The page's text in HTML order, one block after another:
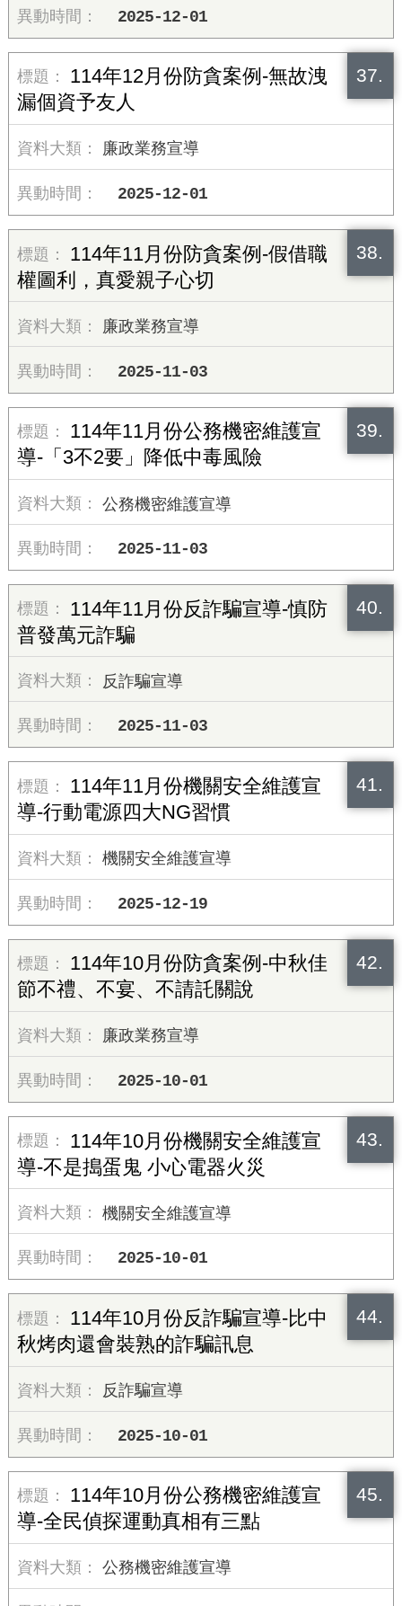
2025-12-01
37.
114年12月份防貪案例-無故洩
漏個資予友人
廉政業務宣導
2025-12-01
38.
114年11月份防貪案例-假借職
權圖利，真愛親子心切
廉政業務宣導
2025-11-03
39.
114年11月份公務機密維護宣
導-「3不2要」降低中毒風險
公務機密維護宣導
2025-11-03
40.
114年11月份反詐騙宣導-慎防
普發萬元詐騙
反詐騙宣導
2025-11-03
41.
114年11月份機關安全維護宣
導-行動電源四大NG習慣
機關安全維護宣導
2025-12-19
42.
114年10月份防貪案例-中秋佳
節不禮、不宴、不請託關說
廉政業務宣導
2025-10-01
43.
114年10月份機關安全維護宣
導-不是搗蛋鬼 小心電器火災
機關安全維護宣導
2025-10-01
44.
114年10月份反詐騙宣導-比中
秋烤肉還會裝熟的詐騙訊息
反詐騙宣導
2025-10-01
45.
114年10月份公務機密維護宣
導-全民偵探運動真相有三點
公務機密維護宣導